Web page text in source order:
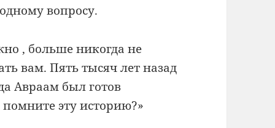
вопросу.
, больше никогда не
вам. Пять тысяч лет назад
Авраам был готов
эту историю?»